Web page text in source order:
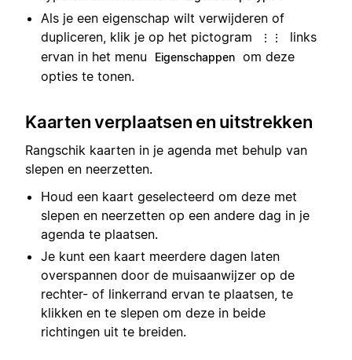
Als je een eigenschap wilt verwijderen of
dupliceren, klik je op het pictogram
⋮⋮
links
ervan in het menu
Eigenschappen om deze
opties te tonen.
Kaarten verplaatsen en uitstrekken
Rangschik kaarten in je agenda met behulp van
slepen en neerzetten.
Houd een kaart geselecteerd om deze met
slepen en neerzetten op een andere dag in je
agenda te plaatsen.
Je kunt een kaart meerdere dagen laten
overspannen door de muisaanwijzer op de
rechter- of linkerrand ervan te plaatsen, te
klikken en te slepen om deze in beide
richtingen uit te breiden.